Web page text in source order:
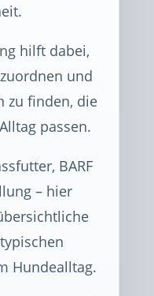
hilft dabei,
und
zu finden, die
passen.
BARF
– hier
Hundealltag.